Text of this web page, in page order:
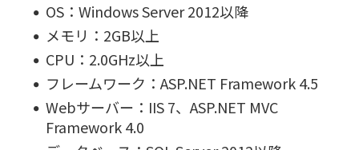
OS：Windows Server 2012以降
メモリ：2GB以上
CPU：2.0GHz以上
フレームワーク：ASP.NET Framework 4.5
Webサーバー：IIS 7、ASP.NET MVC
Framework 4.0